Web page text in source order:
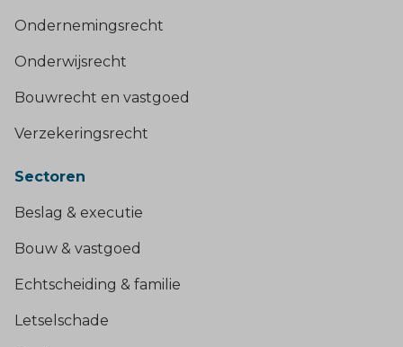
Ondernemingsrecht
Onderwijsrecht
Bouwrecht en vastgoed
Verzekeringsrecht
Sectoren
Beslag & executie
Bouw & vastgoed
Echtscheiding & familie
Letselschade